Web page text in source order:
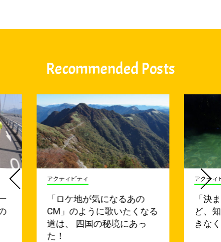
Recommended Posts
アクティビティ
「ロケ地が気になるあの
CM」のように歌いたくなる
道は、 四国の秘境にあっ
た！
アクティ
「決
ど、
きな